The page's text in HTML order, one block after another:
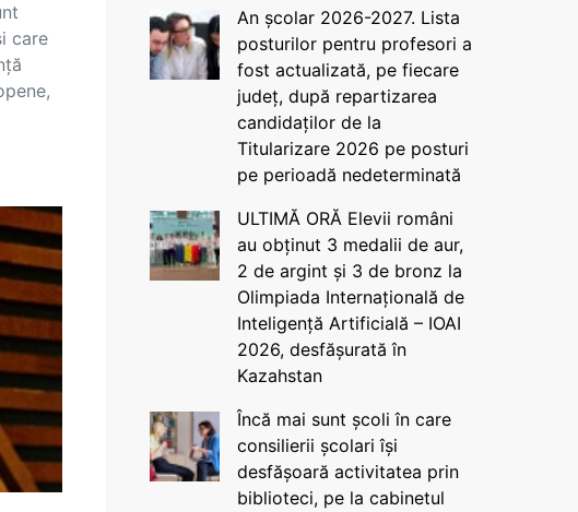
care
An școlar 2026-2027. Lista
posturilor pentru profesori a
fost actualizată, pe fiecare
județ, după repartizarea
candidaților de la
Titularizare 2026 pe posturi
pe perioadă nedeterminată
ULTIMĂ ORĂ Elevii români
au obținut 3 medalii de aur,
2 de argint și 3 de bronz la
Olimpiada Internațională de
Inteligență Artificială – IOAI
2026, desfășurată în
Kazahstan
Încă mai sunt școli în care
consilierii școlari își
desfășoară activitatea prin
biblioteci, pe la cabinetul